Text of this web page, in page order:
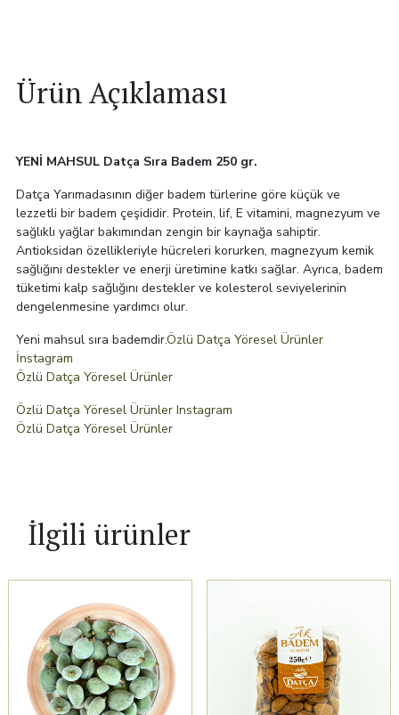
Ürün Açıklaması
YENİ MAHSUL Datça Sıra Badem 250 gr.
Datça Yarımadasının diğer badem türlerine göre küçük ve
lezzetli bir badem çeşididir. Protein, lif, E vitamini, magnezyum ve
sağlıklı yağlar bakımından zengin bir kaynağa sahiptir.
Antioksidan özellikleriyle hücreleri korurken, magnezyum kemik
sağlığını destekler ve enerji üretimine katkı sağlar. Ayrıca, badem
tüketimi kalp sağlığını destekler ve kolesterol seviyelerinin
dengelenmesine yardımcı olur.
Yeni mahsul sıra bademdir.Özlü Datça Yöresel Ürünler
İnstagram
Özlü Datça Yöresel Ürünler
Özlü Datça Yöresel Ürünler Instagram
Özlü Datça Yöresel Ürünler
İlgili ürünler